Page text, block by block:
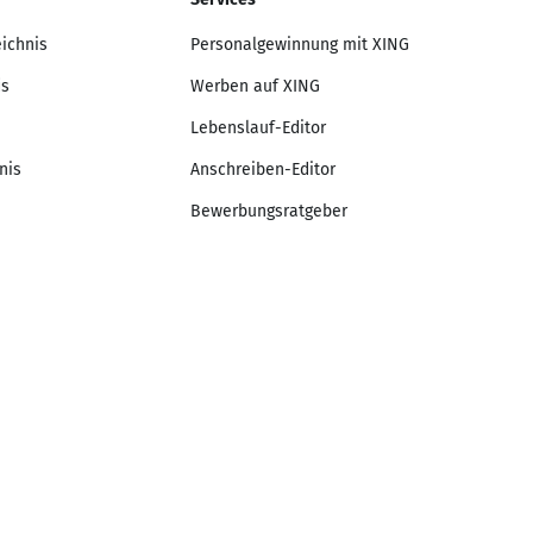
Personalgewinnung mit XING
Werben auf XING
Lebenslauf-Editor
Anschreiben-Editor
Bewerbungsratgeber